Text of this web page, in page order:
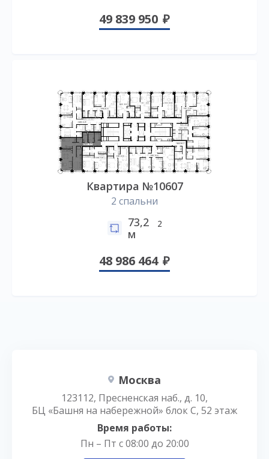
49 839 950
Квартира №10607
2 спальни
73,2
м
2
48 986 464
Москва
123112, Пресненская наб., д. 10,
БЦ «Башня на набережной» блок С, 52 этаж
Время работы:
Пн – Пт с 08:00 до 20:00